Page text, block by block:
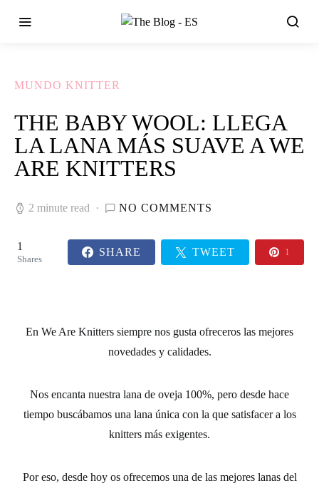
MUNDO KNITTER
THE BABY WOOL: LLEGA
LA LANA MÁS SUAVE A WE
ARE KNITTERS
2 minute read NO COMMENTS
1
Shares
SHARE TWEET 1
En We Are Knitters siempre nos gusta ofreceros las mejores
novedades y calidades.
Nos encanta nuestra lana de oveja 100%, pero desde hace
tiempo buscábamos una lana única con la que satisfacer a los
knitters más exigentes.
Por eso, desde hoy os ofrecemos una de las mejores lanas del